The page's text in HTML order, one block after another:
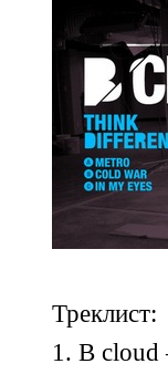
Треклист:
1. B